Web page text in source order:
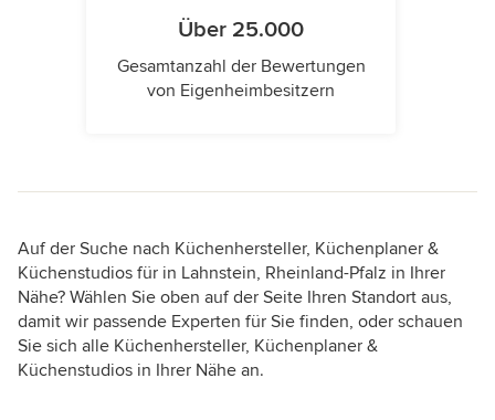
Über 25.000
Gesamtanzahl der Bewertungen
von Eigenheimbesitzern
Auf der Suche nach Küchenhersteller, Küchenplaner &
Küchenstudios für in Lahnstein, Rheinland-Pfalz in Ihrer
Nähe? Wählen Sie oben auf der Seite Ihren Standort aus,
damit wir passende Experten für Sie finden, oder schauen
Sie sich alle Küchenhersteller, Küchenplaner &
Küchenstudios in Ihrer Nähe an.